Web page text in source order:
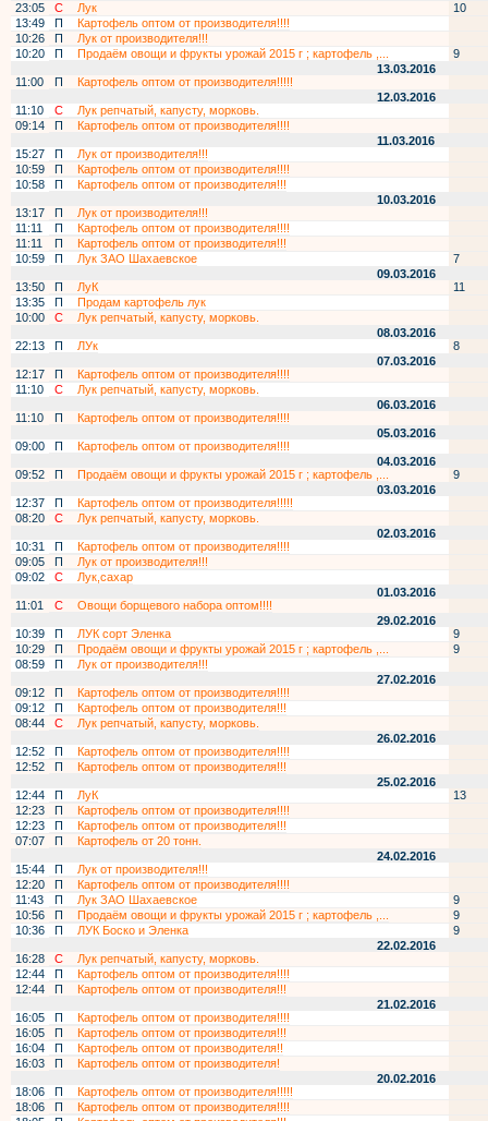
23:05
С Лук
10
13:49
П
Картофель оптом от производителя!!!!
10:26
П
Лук от производителя!!!
10:20
П Продаём овощи и фрукты урожай 2015 г ; картофель ,...
9
13.03.2016
11:00
П
Картофель оптом от производителя!!!!!
12.03.2016
11:10
С
Лук репчатый, капусту, морковь.
09:14
П
Картофель оптом от производителя!!!!
11.03.2016
15:27
П
Лук от производителя!!!
10:59
П
Картофель оптом от производителя!!!!
10:58
П
Картофель оптом от производителя!!!
10.03.2016
13:17
П
Лук от производителя!!!
11:11
П
Картофель оптом от производителя!!!!
11:11
П
Картофель оптом от производителя!!!
10:59
П Лук ЗАО Шахаевское
7
09.03.2016
13:50
П ЛуК
11
13:35
П
Продам картофель лук
10:00
С
Лук репчатый, капусту, морковь.
08.03.2016
22:13
П ЛУк
8
07.03.2016
12:17
П
Картофель оптом от производителя!!!!
11:10
С
Лук репчатый, капусту, морковь.
06.03.2016
11:10
П
Картофель оптом от производителя!!!!
05.03.2016
09:00
П
Картофель оптом от производителя!!!!
04.03.2016
09:52
П Продаём овощи и фрукты урожай 2015 г ; картофель ,...
9
03.03.2016
12:37
П
Картофель оптом от производителя!!!!!
08:20
С
Лук репчатый, капусту, морковь.
02.03.2016
10:31
П
Картофель оптом от производителя!!!!
09:05
П
Лук от производителя!!!
09:02
С
Лук,сахар
01.03.2016
11:01
С
Овощи борщевого набора оптом!!!!
29.02.2016
10:39
П ЛУК сорт Эленка
9
10:29
П Продаём овощи и фрукты урожай 2015 г ; картофель ,...
9
08:59
П
Лук от производителя!!!
27.02.2016
09:12
П
Картофель оптом от производителя!!!!
09:12
П
Картофель оптом от производителя!!!
08:44
С
Лук репчатый, капусту, морковь.
26.02.2016
12:52
П
Картофель оптом от производителя!!!!
12:52
П
Картофель оптом от производителя!!!
25.02.2016
12:44
П ЛуК
13
12:23
П
Картофель оптом от производителя!!!!
12:23
П
Картофель оптом от производителя!!!
07:07
П
Картофель от 20 тонн.
24.02.2016
15:44
П
Лук от производителя!!!
12:20
П
Картофель оптом от производителя!!!!
11:43
П Лук ЗАО Шахаевское
9
10:56
П Продаём овощи и фрукты урожай 2015 г ; картофель ,...
9
10:36
П ЛУК Боско и Эленка
9
22.02.2016
16:28
С
Лук репчатый, капусту, морковь.
12:44
П
Картофель оптом от производителя!!!!
12:44
П
Картофель оптом от производителя!!!
21.02.2016
16:05
П
Картофель оптом от производителя!!!!
16:05
П
Картофель оптом от производителя!!!
16:04
П
Картофель оптом от производителя!!
16:03
П
Картофель оптом от производителя!
20.02.2016
18:06
П
Картофель оптом от производителя!!!!!
18:06
П
Картофель оптом от производителя!!!!